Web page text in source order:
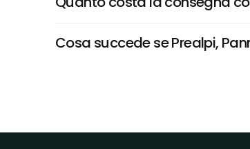
Cosa succede se Prealpi,